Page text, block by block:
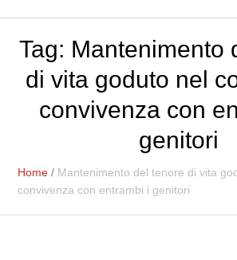
Tag: Mantenimento
di vita goduto nel
convivenza con
genitori
Home / Mantenimento del tenore di vita
convivenza con entrambi i genitori